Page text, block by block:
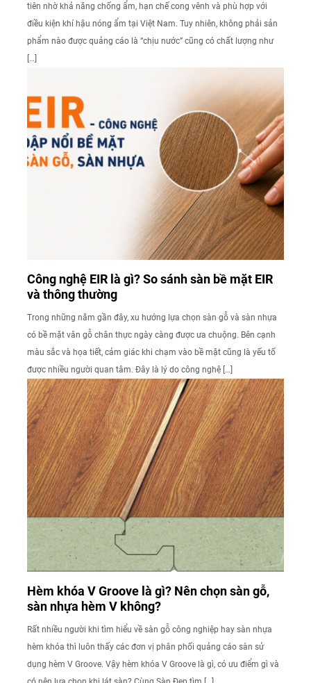
tiên nhờ khả năng chống ẩm, hạn chế cong vênh và phù hợp với
điều kiện khí hậu nóng ẩm tại Việt Nam. Tuy nhiên, không phải sản
phẩm nào được quảng cáo là “chịu nước” cũng có chất lượng như
[…]
Công nghệ EIR là gì? So sánh sàn bề mặt EIR
và thông thường
Trong những năm gần đây, xu hướng lựa chọn sàn gỗ và sàn nhựa
có bề mặt vân gỗ chân thực ngày càng được ưa chuộng. Bên cạnh
màu sắc và họa tiết, cảm giác khi chạm vào bề mặt cũng là yếu tố
được nhiều người quan tâm. Đây là lý do công nghệ […]
Hèm khóa V Groove là gì? Nên chọn sàn gỗ,
sàn nhựa hèm V không?
Rất nhiều người khi tìm hiểu về sàn gỗ công nghiệp hay sàn nhựa
hèm khóa thì luôn thấy các đơn vị phân phối quảng cáo sàn sử
dụng hèm V Groove. Vậy hèm khóa V Groove là gì, có ưu điểm gì và